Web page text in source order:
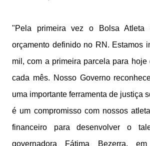
"Pela primeira vez o Bolsa Atleta
orçamento definido no RN. Estamos
mil, com a primeira parcela para hoje
cada mês. Nosso Governo
uma importante ferramenta de justiça
é um compromisso com nossos
financeiro para desenvolver o
governadora Fátima Bezerra,